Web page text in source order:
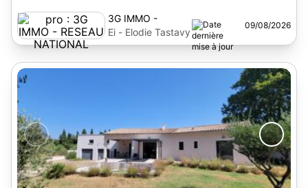
3G IMMO -
RESEAU
NATIONAL
Ei - Elodie Tastavy
09/08/2026